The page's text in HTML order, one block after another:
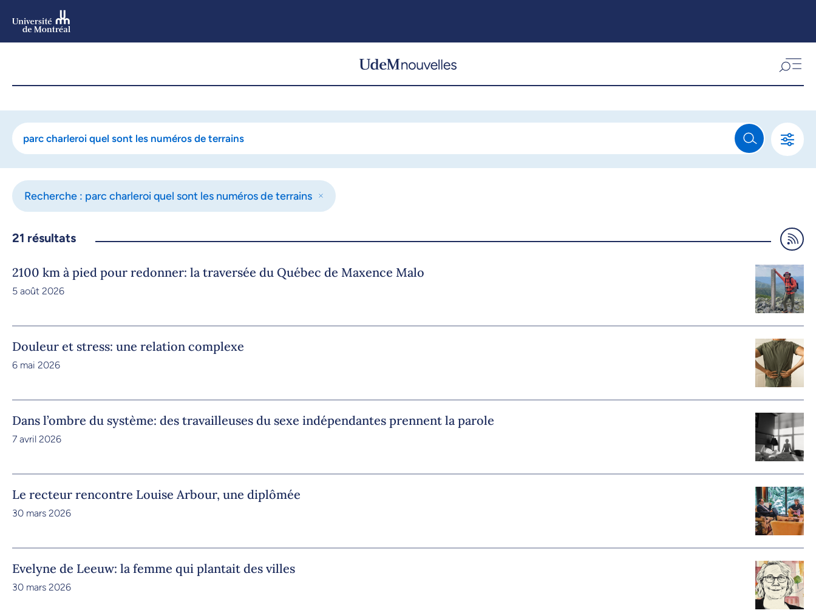
Recherche : parc charleroi quel sont les numéros de terrains
21 résultats
2100 km à pied pour redonner: la traversée du Québec de Maxence Malo
5 août 2026
Douleur et stress: une relation complexe
6 mai 2026
Dans l’ombre du système: des travailleuses du sexe indépendantes prennent la parole
7 avril 2026
Le recteur rencontre Louise Arbour, une diplômée
30 mars 2026
Evelyne de Leeuw: la femme qui plantait des villes
30 mars 2026